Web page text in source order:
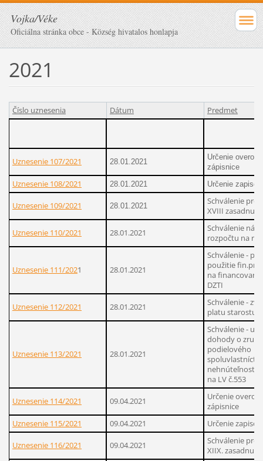
Vojka/Véke
Oficiálna stránka obce - Község hivatalos honlapja
2021
Číslo uznesenia Dátum Predmet
Uznesenie 107/2021 28.01.2021
Určenie
zápisnice
Uznesenie 108/2021 28.01.2021 Určenie
Uznesenie 109/2021 28.01.2021
Schválenie
XVIII zasadnutia
Uznesenie 110/2021 28.01.2021
Schválenie
rozpočtu na
Uznesenie 111/2021 28.01.2021
Schválenie -
použitie
na
DZTI
Uznesenie 112/2021 28.01.2021
Schválenie -
platu starostu
Uznesenie 113/2021 28.01.2021
Schválenie -
dohody o
podielového
nehnúteľnosti
na LV č.553
Uznesenie 114/2021 09.04.2021
Určenie
zápisnice
Uznesenie 115/2021
09.04.2021 Určenie
Uznesenie 116/2021 09.04.2021
Schválenie
XIIX. zasadnutia